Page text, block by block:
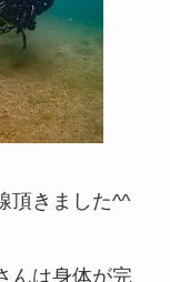
頂きました^^
んは身体が完